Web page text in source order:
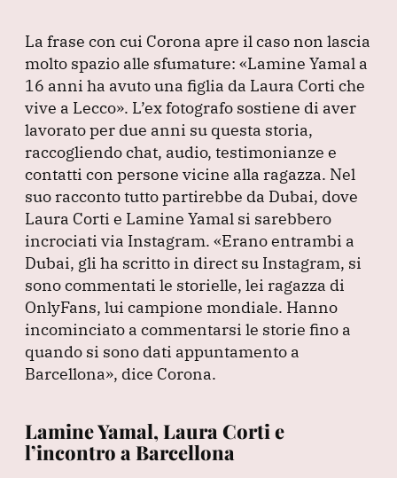
La frase con cui Corona apre il caso non lascia
molto spazio alle sfumature: «Lamine Yamal a
16 anni ha avuto una figlia da Laura Corti che
vive a Lecco». L’ex fotografo sostiene di aver
lavorato per due anni su questa storia,
raccogliendo chat, audio, testimonianze e
contatti con persone vicine alla ragazza. Nel
suo racconto tutto partirebbe da Dubai, dove
Laura Corti e Lamine Yamal si sarebbero
incrociati via Instagram. «Erano entrambi a
Dubai, gli ha scritto in direct su Instagram, si
sono commentati le storielle, lei ragazza di
OnlyFans, lui campione mondiale. Hanno
incominciato a commentarsi le storie fino a
quando si sono dati appuntamento a
Barcellona», dice Corona.
Lamine Yamal, Laura Corti e
l’incontro a Barcellona